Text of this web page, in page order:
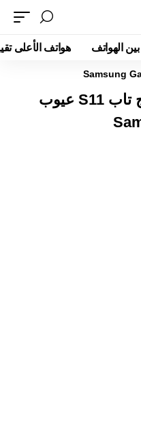
الهواتف هواتف الأعلى
Samsung
سعر ومواصفات سامسونج تاب S11 عيوب